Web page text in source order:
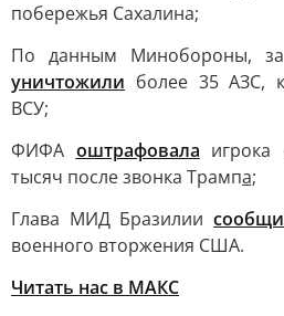
побережья Сахалина;
По данным Минобороны,
уничтожили более 35 АЗС,
ВСУ;
ФИФА оштрафовала
тысяч после звонка Трампа;
Глава МИД Бразилии
военного вторжения США.
Читать нас в MAКС